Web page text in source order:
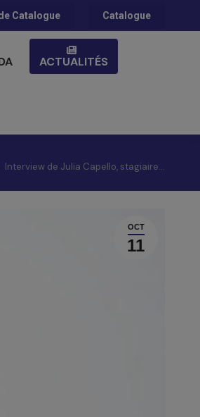
Catalogue Catalogue
ACTUALITÉS
Interview de Julia Capello, stagiaire…
OCT
11